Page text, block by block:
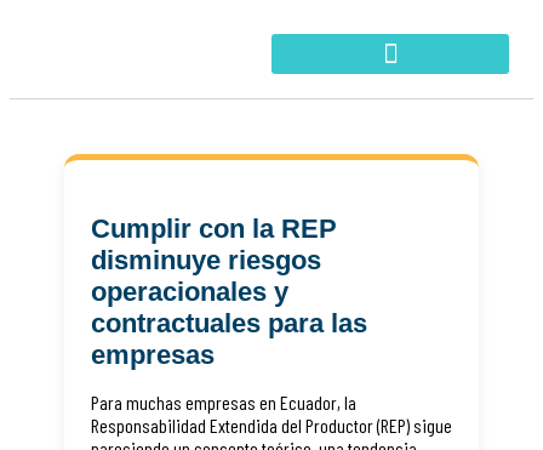
Cumplir con la REP
disminuye riesgos
operacionales y
contractuales para las
empresas
Para muchas empresas en Ecuador, la
Responsabilidad Extendida del Productor (REP) sigue